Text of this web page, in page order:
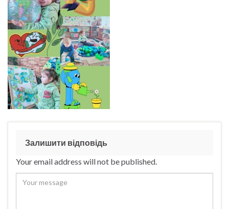
Залишити відповідь
Your email address will not be published.